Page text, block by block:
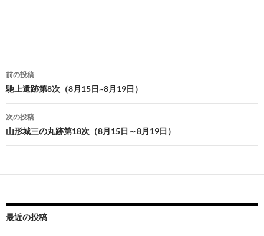
投
稿
ナ
ビ
ゲ
ー
ョ
前の投稿
馳上遺跡第8次（8月15日~8月19日）
次の投稿
山形城三の丸跡第18次（8月15日～8月19日）
最近の投稿